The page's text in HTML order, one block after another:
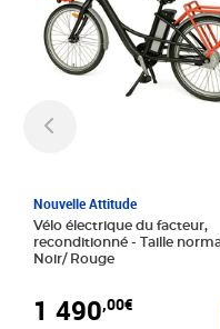
Nouvelle Attitude
Vélo électrique du facteur,
reconditionné - Taille normale -
Noir/ Rouge
1 490,00€